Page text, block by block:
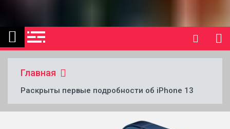
Главная
Раскрыты первые подробности об iPhone 13